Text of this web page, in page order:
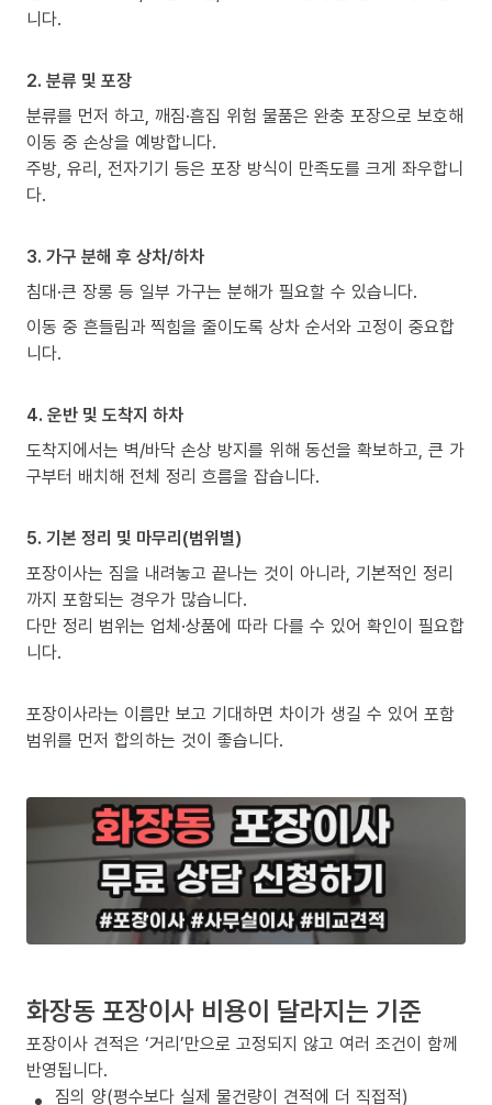
니다.
2. 분류 및 포장
분류를 먼저 하고, 깨짐·흠집 위험 물품은 완충 포장으로 보호해
이동 중 손상을 예방합니다.
주방, 유리, 전자기기 등은 포장 방식이 만족도를 크게 좌우합니
다.
3. 가구 분해 후 상차/하차
침대·큰 장롱 등 일부 가구는 분해가 필요할 수 있습니다.
이동 중 흔들림과 찍힘을 줄이도록 상차 순서와 고정이 중요합
니다.
4. 운반 및 도착지 하차
도착지에서는 벽/바닥 손상 방지를 위해 동선을 확보하고, 큰 가
구부터 배치해 전체 정리 흐름을 잡습니다.
5. 기본 정리 및 마무리(범위별)
포장이사는 짐을 내려놓고 끝나는 것이 아니라, 기본적인 정리
까지 포함되는 경우가 많습니다.
다만 정리 범위는 업체·상품에 따라 다를 수 있어 확인이 필요합
니다.
포장이사라는 이름만 보고 기대하면 차이가 생길 수 있어 포함
범위를 먼저 합의하는 것이 좋습니다.
화장동 포장이사 비용이 달라지는 기준
포장이사 견적은 ‘거리’만으로 고정되지 않고 여러 조건이 함께
반영됩니다.
짐의 양(평수보다 실제 물건량이 견적에 더 직접적)